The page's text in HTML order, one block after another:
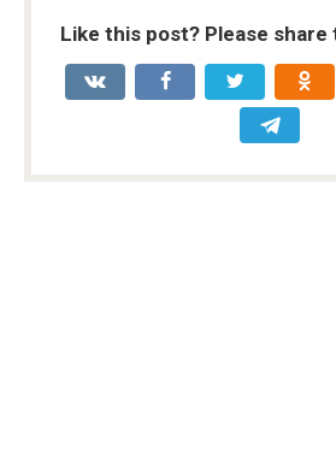
Like this post? Please